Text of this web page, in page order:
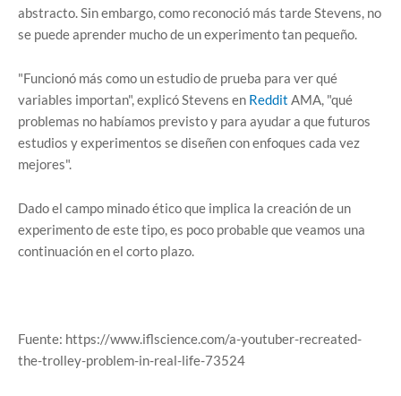
abstracto. Sin embargo, como reconoció más tarde Stevens, no
se puede aprender mucho de un experimento tan pequeño.
"Funcionó más como un estudio de prueba para ver qué
variables importan", explicó Stevens en Reddit AMA, "qué
problemas no habíamos previsto y para ayudar a que futuros
estudios y experimentos se diseñen con enfoques cada vez
mejores".
Dado el campo minado ético que implica la creación de un
experimento de este tipo, es poco probable que veamos una
continuación en el corto plazo.
Fuente: https://www.iflscience.com/a-youtuber-recreated-
the-trolley-problem-in-real-life-73524